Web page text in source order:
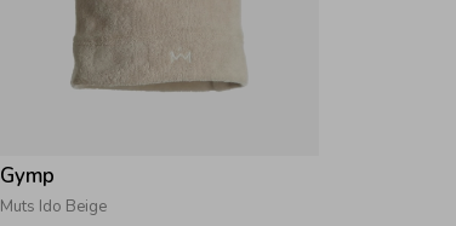
Gymp
Muts Ido Beige